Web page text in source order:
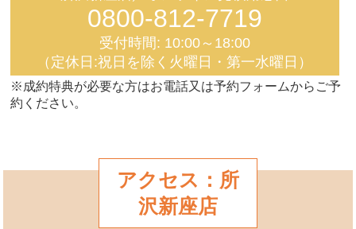
0800-812-7719
受付時間: 10:00～18:00
（定休日:祝日を除く火曜日・第一水曜日）
※成約特典が必要な方はお電話又は予約フォームからご予
約ください。
アクセス：所
沢新座店